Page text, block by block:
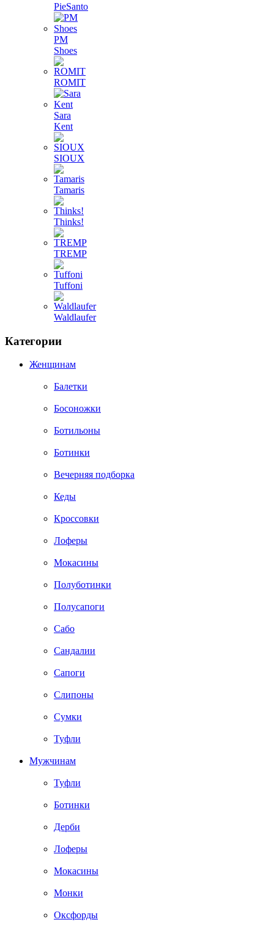
PieSanto
PM
Shoes
ROMIT
Sara
Kent
SIOUX
Tamaris
Thinks!
TREMP
Tuffoni
Waldlaufer
Категории
Женщинам
Балетки
Босоножки
Ботильоны
Ботинки
Вечерняя подборка
Кеды
Кроссовки
Лоферы
Мокасины
Полуботинки
Полусапоги
Сабо
Сандалии
Сапоги
Слипоны
Сумки
Туфли
Мужчинам
Туфли
Ботинки
Дерби
Лоферы
Мокасины
Монки
Оксфорды